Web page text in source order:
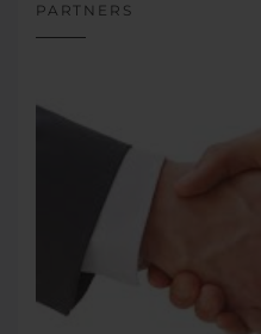
PARTNERS